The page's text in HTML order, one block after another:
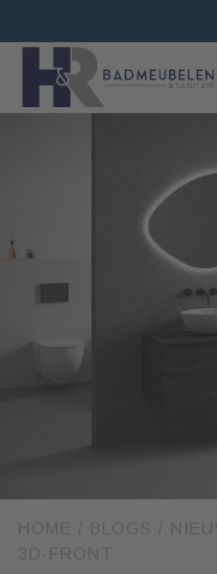
HOME BLOGS
3D-FRONT